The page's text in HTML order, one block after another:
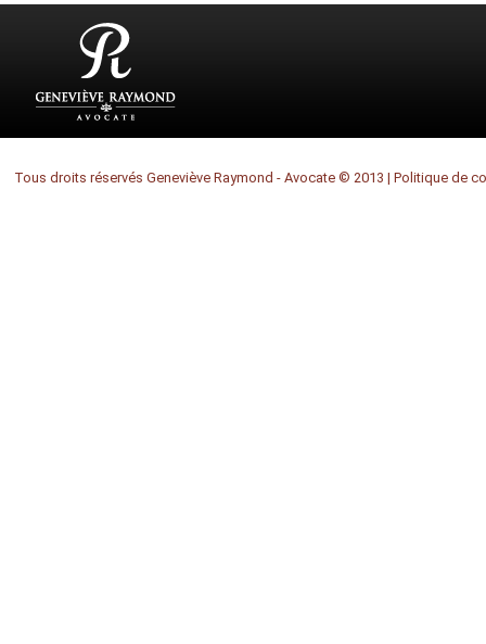
Tous droits réservés Geneviève Raymond - Avocate © 2013 | Politique de